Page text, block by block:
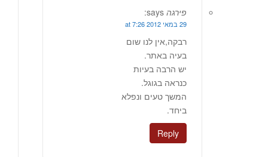
פירגה says:
29 במאי 2012 at 7:26
רבקה,אין לנו שום
בעיה באתר.
יש הרבה בעיות
כנראה בגוגל.
המשך טעים ונפלא
ביחד.
Reply